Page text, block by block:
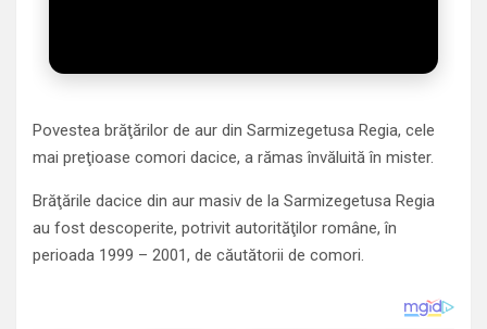
Povestea brăţărilor de aur din Sarmizegetusa Regia, cele
mai preţioase comori dacice, a rămas învăluită în mister.
Brăţările dacice din aur masiv de la Sarmizegetusa Regia
au fost descoperite, potrivit autorităţilor române, în
perioada 1999 – 2001, de căutătorii de comori.